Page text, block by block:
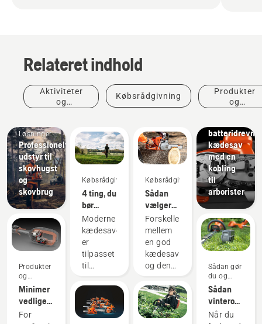
Relateret indhold
Aktiviteter
og
Købsrådgivning
Produkter
og
Løsninger
Professionelt
udstyr til
skovhugst
og
skovbrug
Produkter
og
innovationer
Minimer
vedligeholdelse
af
For
Købsrådgivning
4 ting, du
bør
overveje,
før du
køber en
kædesav
Moderne
kædesave
er
tilpasset
til
arbejdsforhold
og
brugere.
Købsrådgivning
Sådan
vælger
du den
bedste
kædesav
til dit
behov
Forskellen
mellem
en god
kædesav
og den
kædesav
til dit
særlige
T542i
XP® –
den
batteridrevne
kædesav
med en
kobling
til
arborister
Sådan gør
du og
vejledninger
Sådan
du dit
Når du